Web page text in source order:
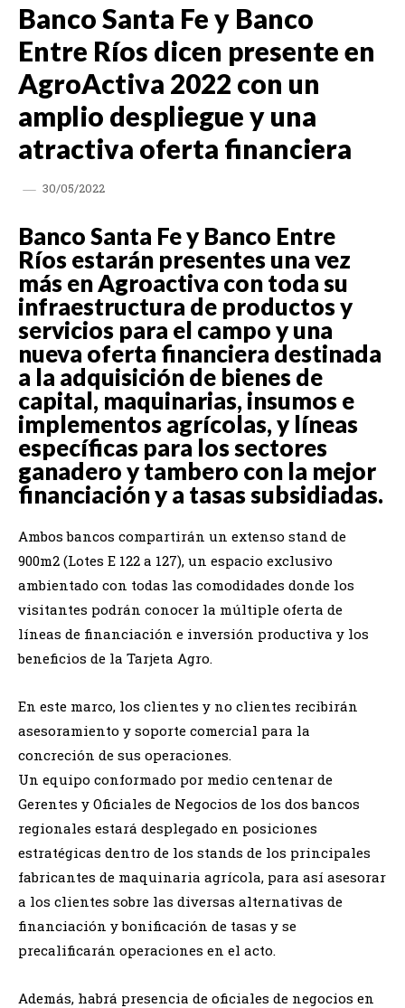
Banco Santa Fe y Banco
Entre Ríos dicen presente en
AgroActiva 2022 con un
amplio despliegue y una
atractiva oferta financiera
30/05/2022
Banco Santa Fe y Banco Entre
Ríos estarán presentes una vez
más en Agroactiva con toda su
infraestructura de productos y
servicios para el campo y una
nueva oferta financiera destinada
a la adquisición de bienes de
capital, maquinarias, insumos e
implementos agrícolas, y líneas
específicas para los sectores
ganadero y tambero con la mejor
financiación y a tasas subsidiadas.
Ambos bancos compartirán un extenso stand de
900m2 (Lotes E 122 a 127), un espacio exclusivo
ambientado con todas las comodidades donde los
visitantes podrán conocer la múltiple oferta de
líneas de financiación e inversión productiva y los
beneficios de la Tarjeta Agro.
En este marco, los clientes y no clientes recibirán
asesoramiento y soporte comercial para la
concreción de sus operaciones.
Un equipo conformado por medio centenar de
Gerentes y Oficiales de Negocios de los dos bancos
regionales estará desplegado en posiciones
estratégicas dentro de los stands de los principales
fabricantes de maquinaria agrícola, para así asesorar
a los clientes sobre las diversas alternativas de
financiación y bonificación de tasas y se
precalificarán operaciones en el acto.
Además, habrá presencia de oficiales de negocios en